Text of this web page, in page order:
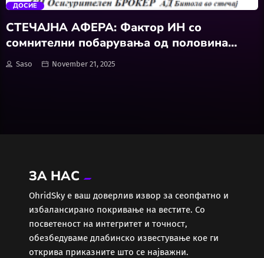
ЛОКАЛНИ ИЗБОРИ 2025
Локално
Македонија
ДОСИЕ
СТЕЧАЈНА АФЕРА: Фактор ИН со
сомнителни побарувања од половина
милијарда денари
Saso November 21, 2025
ЗА НАС
ОhridSky е ваш доверлив извор за сеопфатно и
избалансирано покривање на вестите. Со
посветеност на интегритет и точност,
обезбедуваме длабинско известување кое ги
открива приказните што се најважни.